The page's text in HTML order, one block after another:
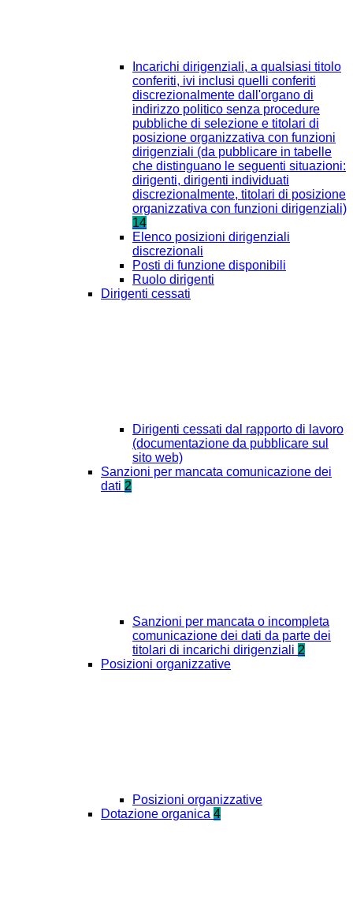
Incarichi dirigenziali, a qualsiasi titolo
conferiti, ivi inclusi quelli conferiti
discrezionalmente dall'organo di
indirizzo politico senza procedure
pubbliche di selezione e titolari di
posizione organizzativa con funzioni
dirigenziali (da pubblicare in tabelle
che distinguano le seguenti situazioni:
dirigenti, dirigenti individuati
discrezionalmente, titolari di posizione
organizzativa con funzioni dirigenziali)
14
Elenco posizioni dirigenziali
discrezionali
Posti di funzione disponibili
Ruolo dirigenti
Dirigenti cessati
Dirigenti cessati dal rapporto di lavoro
(documentazione da pubblicare sul
sito web)
Sanzioni per mancata comunicazione dei
dati 2
Sanzioni per mancata o incompleta
comunicazione dei dati da parte dei
titolari di incarichi dirigenziali 2
Posizioni organizzative
Posizioni organizzative
Dotazione organica 4